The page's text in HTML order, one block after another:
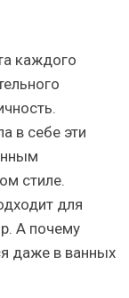
каждого
в себе эти
стиле.
для
А почему
даже в ванных